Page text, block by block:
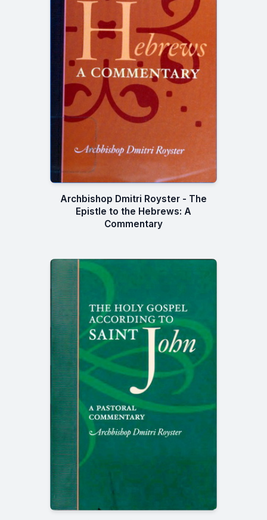
Archbishop Dmitri Royster - The
Epistle to the Hebrews: A
Commentary